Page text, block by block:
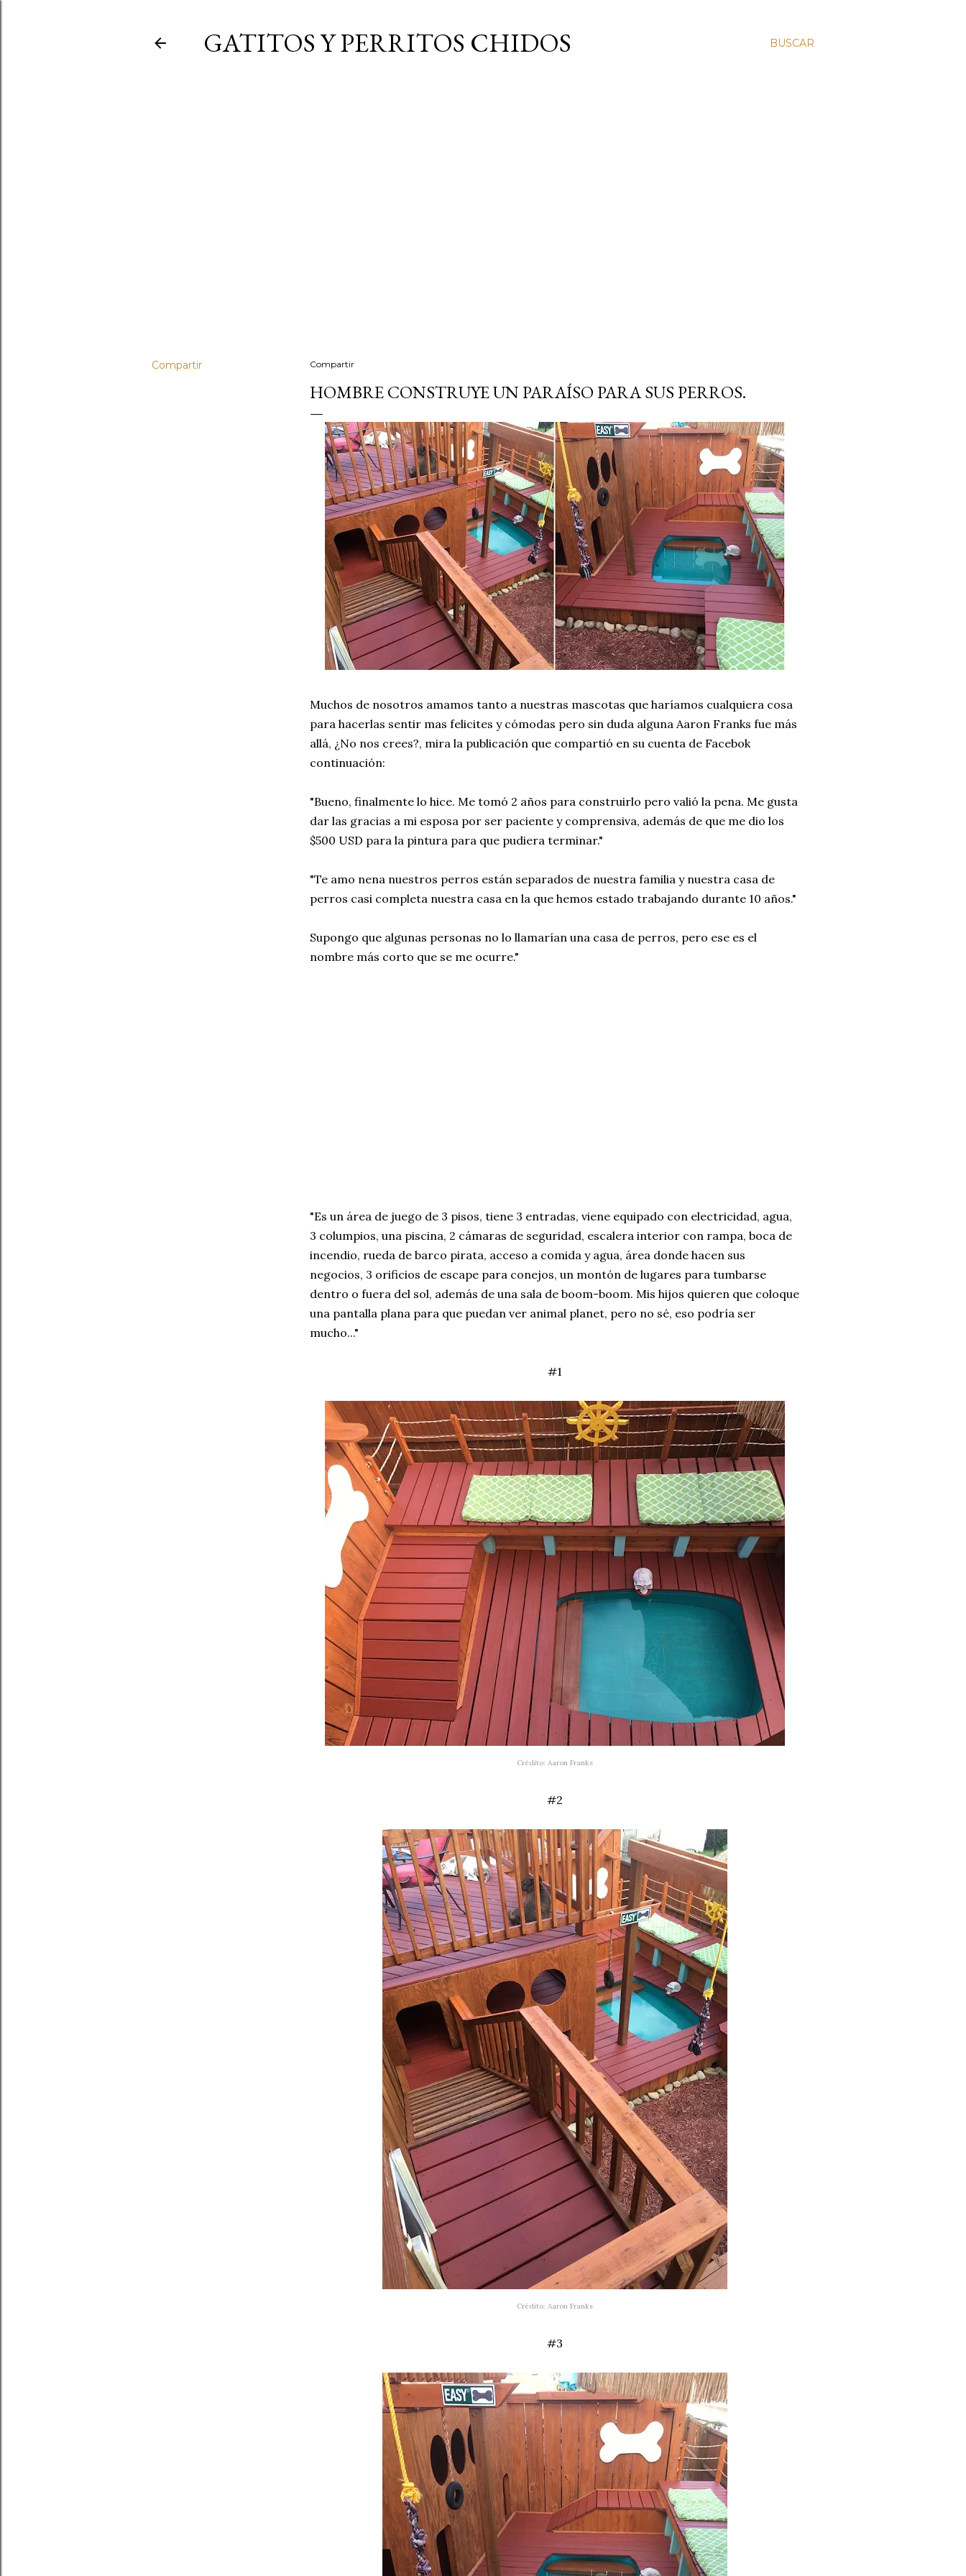
BUSCAR
GATITOS Y PERRITOS CHIDOS
Compartir Compartir
HOMBRE CONSTRUYE UN PARAÍSO PARA SUS PERROS.
Muchos de nosotros amamos tanto a nuestras mascotas que haríamos cualquiera cosa
para hacerlas sentir mas felicites y cómodas pero sin duda alguna Aaron Franks fue más
allá, ¿No nos crees?, mira la publicación que compartió en su cuenta de Facebok
continuación:
"Bueno, finalmente lo hice. Me tomó 2 años para construirlo pero valió la pena. Me gusta
dar las gracias a mi esposa por ser paciente y comprensiva, además de que me dio los
$500 USD para la pintura para que pudiera terminar."
"Te amo nena nuestros perros están separados de nuestra familia y nuestra casa de
perros casi completa nuestra casa en la que hemos estado trabajando durante 10 años."
Supongo que algunas personas no lo llamarían una casa de perros, pero ese es el
nombre más corto que se me ocurre."
"Es un área de juego de 3 pisos, tiene 3 entradas, viene equipado con electricidad, agua,
3 columpios, una piscina, 2 cámaras de seguridad, escalera interior con rampa, boca de
incendio, rueda de barco pirata, acceso a comida y agua, área donde hacen sus
negocios, 3 orificios de escape para conejos, un montón de lugares para tumbarse
dentro o fuera del sol, además de una sala de boom-boom. Mis hijos quieren que coloque
una pantalla plana para que puedan ver animal planet, pero no sé, eso podría ser
mucho..."
#1
Crédito: Aaron Franks
#2
Crédito: Aaron Franks
#3